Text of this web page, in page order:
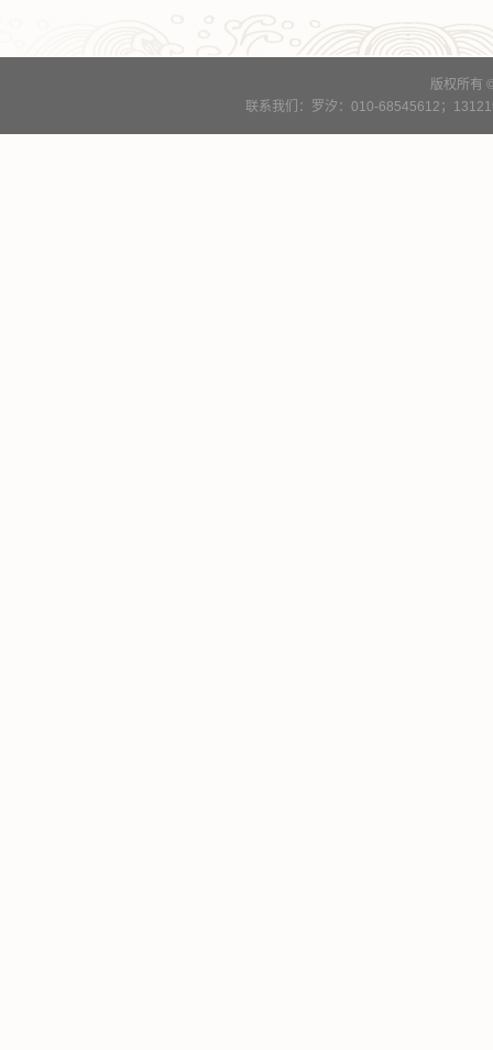
版权所有
联系我们：罗汐：010-68545612；